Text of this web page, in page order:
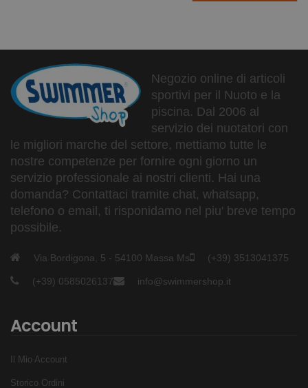
Negozio online di articoli
sportivi per il Nuoto e la
piscina. Dal 2006 al
servizio dei nuotatori con
le migliori marche del settore, mettiamo tutte le
nostre competenze per fornire ogni giorno un
servizio professionale ai nostri clienti. Hai una
domanda? Contattaci tramite chat, whatsapp,
telefono o email, ti risponidamo nel piu' breve tempo
possibile.
Via Bordigona, 5 - 54100 Massa Ms (+39) 3513041375
(+39) 0585026137 info@swimmershop.it
Account
Il Mio Account
Storico Ordini